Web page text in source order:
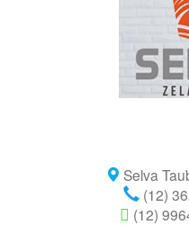
Selva
(12)
(12)